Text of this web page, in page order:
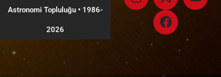
Astronomi Topluluğu •1986-
2026